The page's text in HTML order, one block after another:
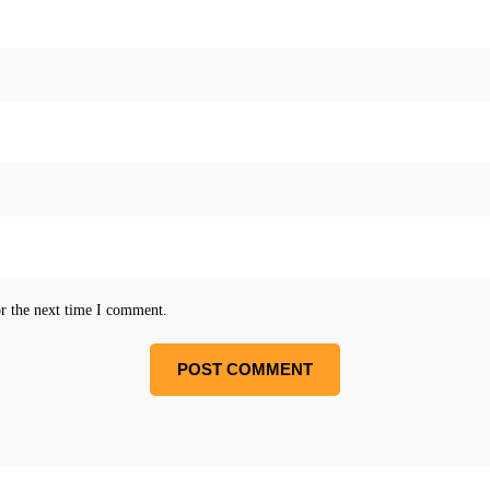
the next time I comment.